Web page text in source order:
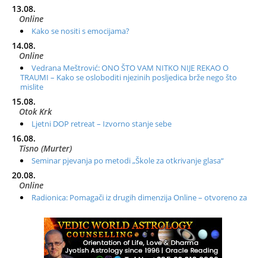
13.08.
Online
Kako se nositi s emocijama?
14.08.
Online
Vedrana Meštrović: ONO ŠTO VAM NITKO NIJE REKAO O
TRAUMI – Kako se osloboditi njezinih posljedica brže nego što
mislite
15.08.
Otok Krk
Ljetni DOP retreat – Izvorno stanje sebe
16.08.
Tisno (Murter)
Seminar pjevanja po metodi „Škole za otkrivanje glasa“
20.08.
Online
Radionica: Pomagači iz drugih dimenzija Online – otvoreno za
Zagreb+Online
Osnovni ThetaHealing® tečaj, Zagreb i Online